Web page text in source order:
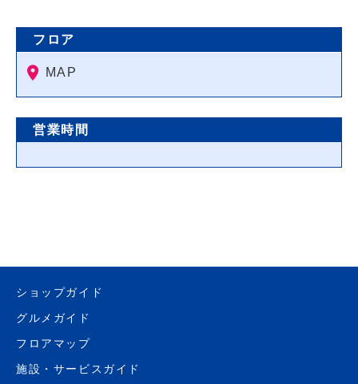
フロア
MAP
営業時間
ショップガイド
グルメガイド
フロアマップ
施設・サービスガイド